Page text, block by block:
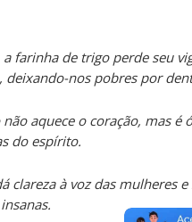
a farinha de trigo perde seu
deixando-nos pobres por
aquece o coração, mas é
do espírito.
clareza à voz das mulheres e